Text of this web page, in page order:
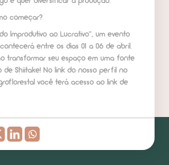
começar?
Improdutivo ao Lucrativo”, um evento
entre os dias 01 a 06 de abril.
transformar seu espaço em uma fonte
de Shiitake! No link do nosso perfil no
você terá acesso ao link de